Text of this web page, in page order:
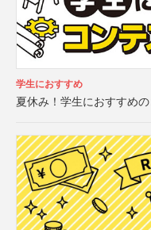
学生におすすめ
夏休み！学生におすすめ